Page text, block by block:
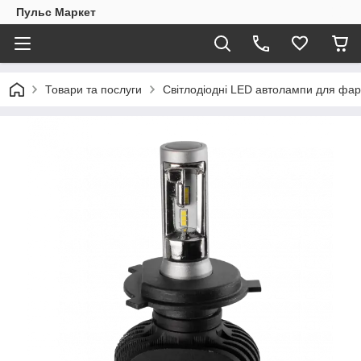
Пульс Маркет
Товари та послуги Світлодіодні LED автолампи для